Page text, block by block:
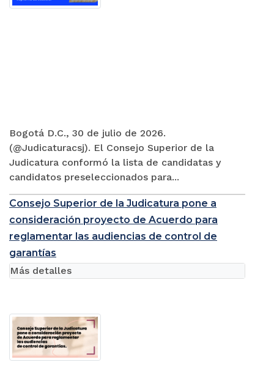
Bogotá D.C., 30 de julio de 2026.
(@Judicaturacsj). El Consejo Superior de la
Judicatura conformó la lista de candidatas y
candidatos preseleccionados para...
Consejo Superior de la Judicatura pone a
consideración proyecto de Acuerdo para
reglamentar las audiencias de control de
garantías
Más detalles